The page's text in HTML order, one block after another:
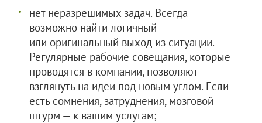
нет неразрешимых задач. Всегда
возможно найти логичный
или оригинальный выход из ситуации.
Регулярные рабочие совещания, которые
проводятся в компании, позволяют
взглянуть на идеи под новым углом. Если
есть сомнения, затруднения, мозговой
штурм — к вашим услугам;